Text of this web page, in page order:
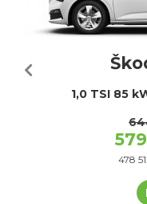
1,0 TSI 85
478